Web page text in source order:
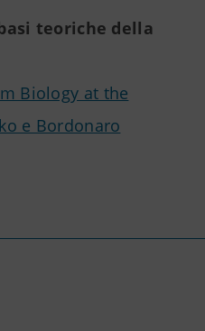
teoriche della
Biology at the
e Bordonaro